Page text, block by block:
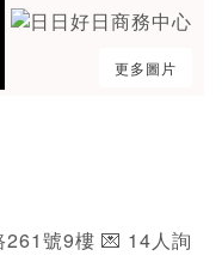
更多圖片
號9樓 💌 14人詢